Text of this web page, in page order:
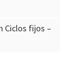
Ciclos fijos –